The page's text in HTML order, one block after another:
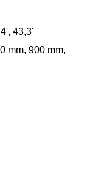
43,3'
mm, 900 mm,